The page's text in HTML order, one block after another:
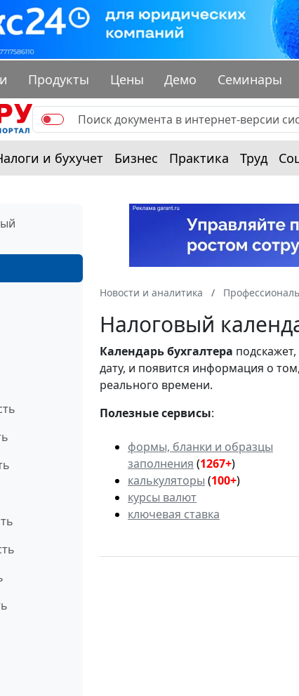
Продукты Цены Демо Семинары
и бухучет Бизнес Практика Труд
Новости и аналитика
Налоговый
Календарьбухгалтера
дату, и появится информация о
реального времени.
Полезные сервисы:
формы, бланки и образцы
заполнения (1267+)
калькуляторы (100+)
курсы валют
ключевая ставка